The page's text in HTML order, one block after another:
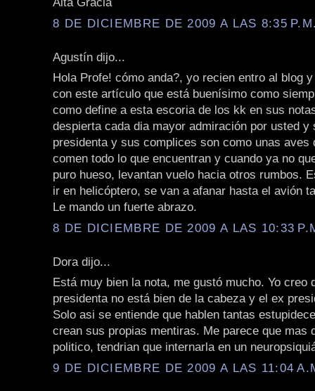
8 DE DICIEMBRE DE 2009 A LAS 8:35
Agustín dijo...
Hola Profe! cómo anda?, yo recien entro al blog
con este artículo que está buenísimo como
como define a esta escoria de los kk en sus
despierta cada dia mayor admiración por usted y
presidenta y sus complices son como unas aves
comen todo lo que encuentran y cuando ya no
puro hueso, levantan vuelo hacia otros rumbos.
ir en helicóptero, se van a afanar hasta el avión
Le mando un fuerte abrazo.
8 DE DICIEMBRE DE 2009 A LAS 10:33
Dora dijo...
Está muy bien la nota, me gustó mucho. Yo creo
presidenta no está bien de la cabeza y el ex
Solo asi se entiende que hablen tantas
crean sus propias mentiras. Me parece que mas
politico, tendrian que internarla en un
9 DE DICIEMBRE DE 2009 A LAS 11:04